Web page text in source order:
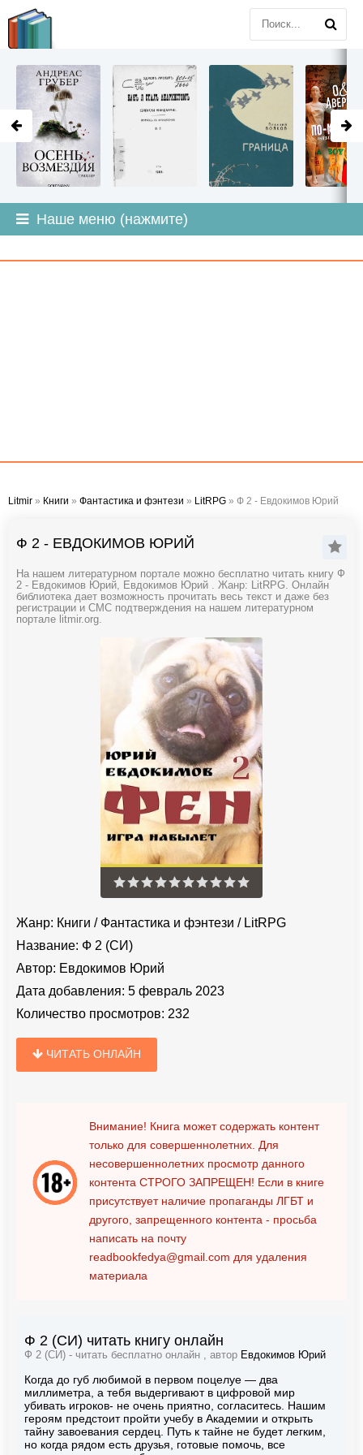
Наше меню (нажмите)
Litmir » Книги » Фантастика и фэнтези » LitRPG » Ф 2 - Евдокимов Юрий
Ф 2 - ЕВДОКИМОВ ЮРИЙ
На нашем литературном портале можно бесплатно читать книгу Ф
2 - Евдокимов Юрий, Евдокимов Юрий . Жанр: LitRPG. Онлайн
библиотека дает возможность прочитать весь текст и даже без
регистрации и СМС подтверждения на нашем литературном
портале litmir.org.
Жанр: Книги / Фантастика и фэнтези / LitRPG
Название: Ф 2 (СИ)
Автор: Евдокимов Юрий
Дата добавления: 5 февраль 2023
Количество просмотров: 232
ЧИТАТЬ ОНЛАЙН
Внимание! Книга может содержать контент
только для совершеннолетних. Для
несовершеннолетних просмотр данного
контента СТРОГО ЗАПРЕЩЕН! Если в книге
присутствует наличие пропаганды ЛГБТ и
другого, запрещенного контента - просьба
написать на почту
readbookfedya@gmail.com для удаления
материала
Ф 2 (СИ) читать книгу онлайн
Ф 2 (СИ) - читать бесплатно онлайн , автор Евдокимов Юрий
Когда до губ любимой в первом поцелуе — два
миллиметра, а тебя выдергивают в цифровой мир
убивать игроков- не очень приятно, согласитесь. Нашим
героям предстоит пройти учебу в Академии и открыть
тайну завоевания сердец. Путь к тайне не будет легким,
но когда рядом есть друзья, готовые помочь, все
LITMIR.ORG